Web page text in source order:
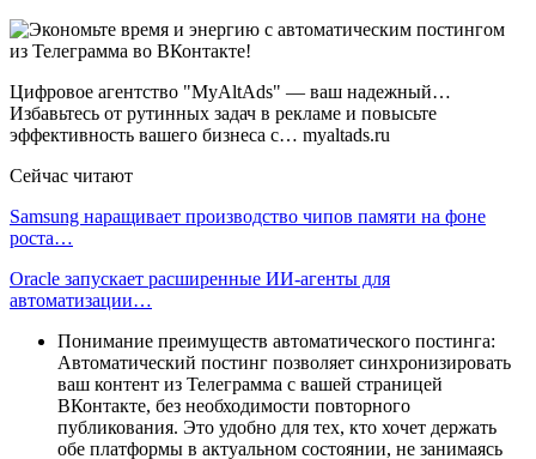
Цифровое агентство "MyAltAds" — ваш надежный…
Избавьтесь от рутинных задач в рекламе и повысьте
эффективность вашего бизнеса с… myaltads.ru
Сейчас читают
Samsung наращивает производство чипов памяти на фоне
роста…
Oracle запускает расширенные ИИ‑агенты для
автоматизации…
Понимание преимуществ автоматического постинга:
Автоматический постинг позволяет синхронизировать
ваш контент из Телеграмма с вашей страницей
ВКонтакте, без необходимости повторного
публикования. Это удобно для тех, кто хочет держать
обе платформы в актуальном состоянии, не занимаясь